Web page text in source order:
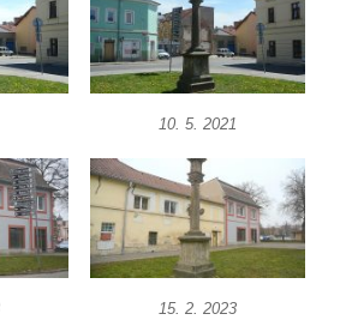
10. 5. 2021
15. 2. 2023